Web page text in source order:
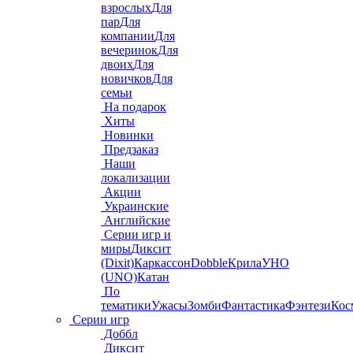
взрослыхДля
парДля
компанииДля
вечеринокДля
двоихДля
новичковДля
семьи
На подарок
Хиты
Новинки
Предзаказ
Наши
локализации
Акции
Украинские
Английские
Серии игр и
мирыДиксит
(Dixit)КаркассонDobbleКрилаУНО
(UNO)Катан
По
тематикиУжасыЗомбиФантастикаФэнтези
Серии игр
Доббл
Диксит